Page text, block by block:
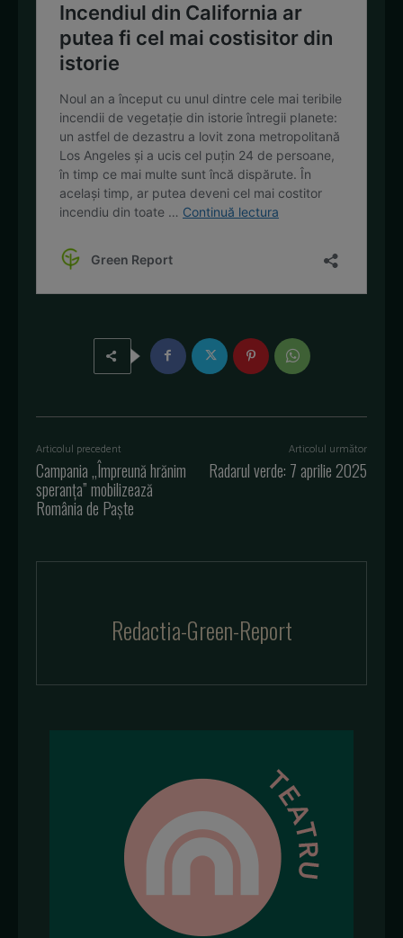
Articolul precedent
Campania „Împreună hrănim
speranța” mobilizează
România de Paște
Articolul următor
Radarul verde: 7 aprilie 2025
Redactia-Green-Report